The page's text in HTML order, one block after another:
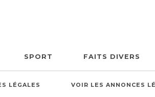
SPORT FAITS DIVERS
LÉGALES VOIR LES ANNONCES